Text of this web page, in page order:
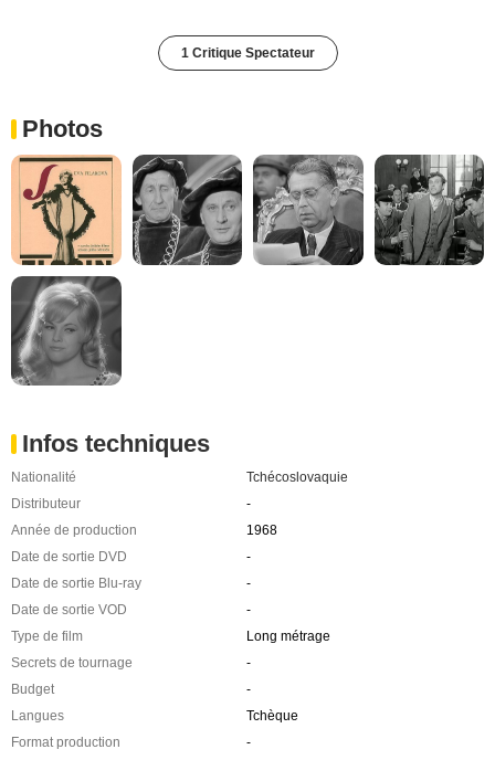
1 Critique Spectateur
Photos
Infos techniques
Nationalité
Tchécoslovaquie
Distributeur
-
Année de production
1968
Date de sortie DVD
-
Date de sortie Blu-ray
-
Date de sortie VOD
-
Type de film
Long métrage
Secrets de tournage
-
Budget
-
Langues
Tchèque
Format production
-